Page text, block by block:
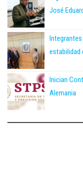
José
estabilidad
Inician
Alemania